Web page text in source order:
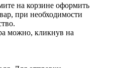
на корзине оформить
при необходимости
можно, кликнув на